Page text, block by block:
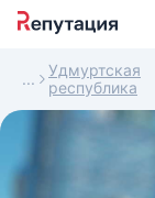
Удмуртская
республика